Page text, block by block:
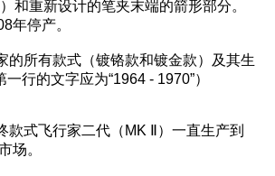
和重新设计的笔夹末端的箭形部分。
年停产。
的所有款式（镀铬款和镀金款）及其生
行的文字应为“1964 - 1970”）
款式飞行家二代（MK Ⅱ）一直生产到
场。